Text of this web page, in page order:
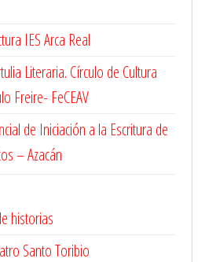
IES Arca Real
Literaria. Círculo de Cultura
Freire- FeCEAV
de Iniciación a la Escritura de
– Azacán
historias
Santo Toribio